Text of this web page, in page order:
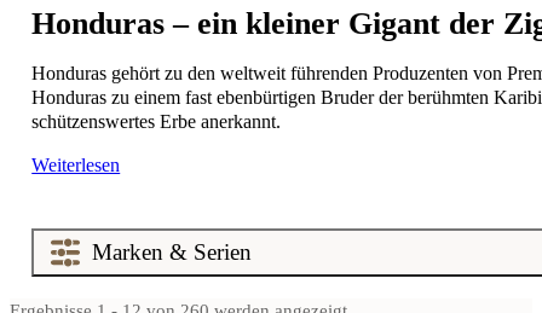
Honduras – ein kleiner Gigant der
Honduras gehört zu den weltweit führenden Produzenten von
Honduras zu einem fast ebenbürtigen Bruder der berühmten
schützenswertes Erbe anerkannt.
Weiterlesen